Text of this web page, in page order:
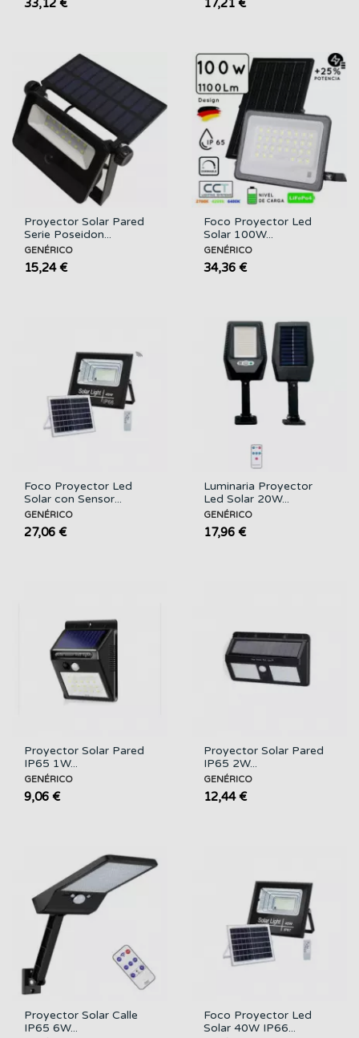
33,12 € 17,21 €
Proyector Solar Pared
Serie Poseidon...
GENÉRICO
15,24 €
Foco Proyector Led
Solar 100W...
GENÉRICO
34,36 €
Foco Proyector Led
Solar con Sensor...
GENÉRICO
27,06 €
Luminaria Proyector
Led Solar 20W...
GENÉRICO
17,96 €
Proyector Solar Pared
IP65 1W...
GENÉRICO
9,06 €
Proyector Solar Pared
IP65 2W...
GENÉRICO
12,44 €
Proyector Solar Calle
IP65 6W...
Foco Proyector Led
Solar 40W IP66...